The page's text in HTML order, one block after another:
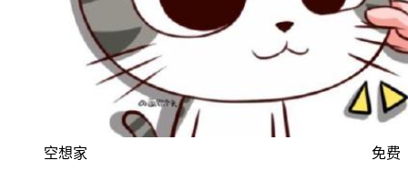
空想家 免费